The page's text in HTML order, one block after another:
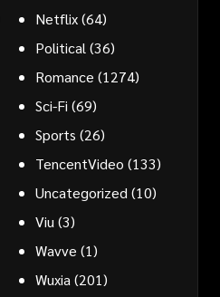
Netflix(64)
Political (36)
Romance (1274)
Sci-Fi (69)
Sports (26)
TencentVideo (133)
Uncategorized (10)
Viu (3)
Wavve (1)
Wuxia (201)